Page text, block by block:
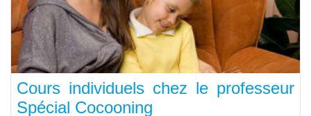
Cours individuels chez le professeur
Spécial Cocooning